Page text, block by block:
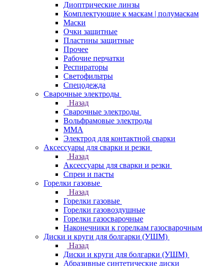
Диоптрические линзы
Комплектующие к маскам | полумаскам
Маски
Очки защитные
Пластины защитные
Прочее
Рабочие перчатки
Респираторы
Светофильтры
Спецодежда
Сварочные электроды
Назад
Сварочные электроды
Вольфрамовые электроды
ММА
Электрод для контактной сварки
Аксессуары для сварки и резки
Назад
Аксессуары для сварки и резки
Спреи и пасты
Горелки газовые
Назад
Горелки газовые
Горелки газовоздушные
Горелки газосварочные
Наконечники к горелкам газосварочным
Диски и круги для болгарки (УШМ)
Назад
Диски и круги для болгарки (УШМ)
Абразивные синтетические диски